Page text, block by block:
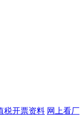
税开票资料 网上看厂